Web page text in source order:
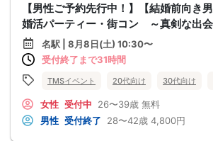
【男性ご予約先行中！】【結婚前向き男
婚活パーティー・街コン ～真剣な出
名駅 | 8月8日(土) 10:30〜
受付終了まで31時間
TMSイベント 20代向け 30代向け
女性 受付中 26〜39歳 無料
男性 受付終了 28〜42歳 4,800円